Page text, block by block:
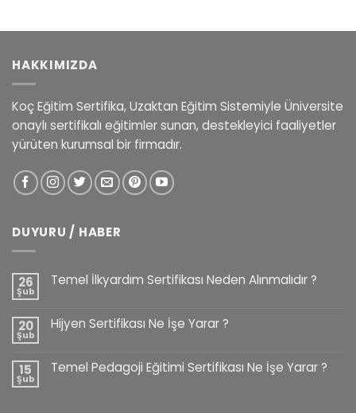
HAKKIMIZDA
Koç Eğitim Sertifika, Uzaktan Eğitim Sistemiyle Üniversite
onaylı sertifikalı eğitimler sunan, destekleyici faaliyetler
yürüten kurumsal bir firmadır.
DUYURU / HABER
26
Şub
Temel İlkyardım Sertifikası Neden Alınmalıdır ?
20
Şub
Hijyen Sertifikası Ne İşe Yarar ?
15
Şub
Temel Pedagoji Eğitimi Sertifikası Ne İşe Yarar ?